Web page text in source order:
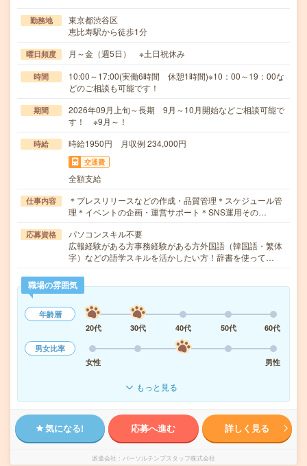
勤務地
東京都渋谷区
恵比寿駅から徒歩1分
曜日頻度 月～金（週5日） ※土日祝休み
時間
10:00～17:00(実働6時間 休憩1時間)※10：00～19：00な
どのご相談も可能です！
期間
2026年09月上旬～長期 9月～10月開始などご相談可能で
す！ ※9月～！
時給 時給1950円 月収例 234,000円
交通費
全額支給
仕事内容
＊プレスリリースなどの作成・品質管理＊スケジュール管
理＊イベントの企画・運営サポート＊SNS運用その…
応募資格
パソコンスキル不要
広報経験がある方事務経験がある方外国語（韓国語・繁体
字）などの語学スキルを活かしたい方！辞書を使って…
職場の雰囲気
年齢層
20代
30代 40代 50代
60代
男女比率
女性
男性
もっと見る
気になる! 応募へ進む 詳しく見る
派遣会社 パーソルテンプスタッフ株式会社